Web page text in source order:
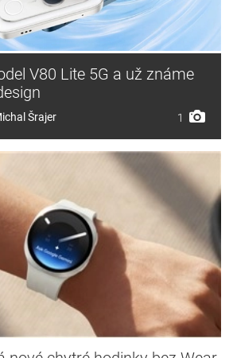
V80 Lite 5G a už známe
Šrajer 1